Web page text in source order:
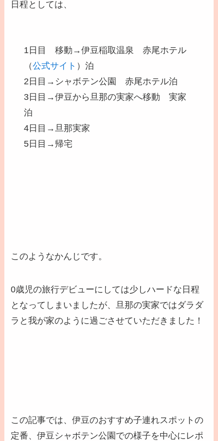
日程としては、
1日目 移動→伊豆稲取温泉 赤尾ホテル
（公式サイト ）泊
2日目→ シャボテン公園
赤尾ホテル泊
3日目→伊豆から旦那の実家へ移動 実家
泊
4日目→旦那実家
5日目→帰宅
このようなかんじです。
0歳児の旅行デビューにしては少しハードな日程
となってしまいましたが、旦那の実家ではダラダ
ラと我が家のように過ごさせていただきました！
この記事では、伊豆のおすすめ子連れスポットの
定番、伊豆シャボテン公園での様子を中心にレポ